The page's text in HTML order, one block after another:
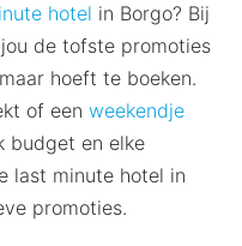
hotel in Borgo? Bij
de tofste promoties
hoeft te boeken.
of een weekendje
budget en elke
last minute hotel in
promoties.